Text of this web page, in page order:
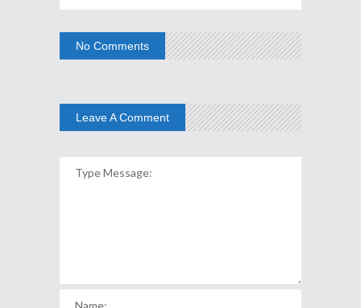
No Comments
Leave A Comment